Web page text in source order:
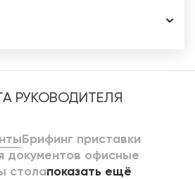
РУКОВОДИТЕЛЯ
Брифинг приставки
документов офисные
столапоказать ещё